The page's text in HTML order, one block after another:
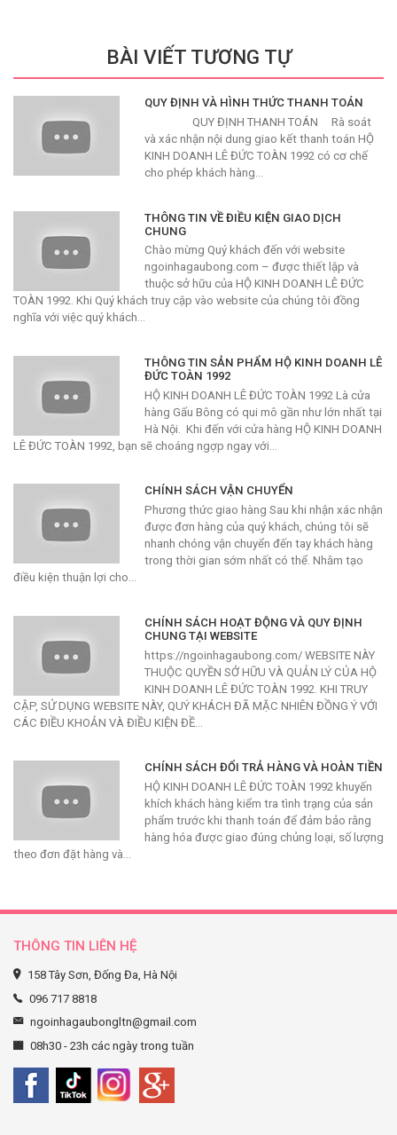
BÀI VIẾT TƯƠNG TỰ
QUY ĐỊNH VÀ HÌNH THỨC THANH TOÁN
QUY ĐỊNH THANH TOÁN Rà soát
và xác nhận nội dung giao kết thanh toán HỘ
KINH DOANH LÊ ĐỨC TOÀN 1992 có cơ chế
cho phép khách hàng…
THÔNG TIN VỀ ĐIỀU KIỆN GIAO DỊCH
CHUNG
Chào mừng Quý khách đến với website
ngoinhagaubong.com – được thiết lập và
thuộc sở hữu của HỘ KINH DOANH LÊ ĐỨC
TOÀN 1992. Khi Quý khách truy cập vào website của chúng tôi đồng
nghĩa với việc quý khách…
THÔNG TIN SẢN PHẨM HỘ KINH DOANH LÊ
ĐỨC TOÀN 1992
HỘ KINH DOANH LÊ ĐỨC TOÀN 1992 Là cửa
hàng Gấu Bông có qui mô gần như lớn nhất tại
Hà Nội. Khi đến với cửa hàng HỘ KINH DOANH
LÊ ĐỨC TOÀN 1992, bạn sẽ choáng ngợp ngay với…
CHÍNH SÁCH VẬN CHUYỂN
Phương thức giao hàng Sau khi nhận xác nhận
được đơn hàng của quý khách, chúng tôi sẽ
nhanh chóng vận chuyển đến tay khách hàng
trong thời gian sớm nhất có thể. Nhằm tạo
điều kiện thuận lợi cho…
CHÍNH SÁCH HOẠT ĐỘNG VÀ QUY ĐỊNH
CHUNG TẠI WEBSITE
https://ngoinhagaubong.com/ WEBSITE NÀY
THUỘC QUYỀN SỞ HỮU VÀ QUẢN LÝ CỦA HỘ
KINH DOANH LÊ ĐỨC TOÀN 1992. KHI TRUY
CẬP, SỬ DỤNG WEBSITE NÀY, QUÝ KHÁCH ĐÃ MẶC NHIÊN ĐỒNG Ý VỚI
CÁC ĐIỀU KHOẢN VÀ ĐIỀU KIỆN ĐỀ…
CHÍNH SÁCH ĐỔI TRẢ HÀNG VÀ HOÀN TIỀN
HỘ KINH DOANH LÊ ĐỨC TOÀN 1992 khuyến
khích khách hàng kiểm tra tình trạng của sản
phẩm trước khi thanh toán để đảm bảo rằng
hàng hóa được giao đúng chủng loại, số lượng
theo đơn đặt hàng và…
THÔNG TIN LIÊN HỆ
158 Tây Sơn, Đống Đa, Hà Nội
096 717 8818
ngoinhagaubongltn@gmail.com
08h30 - 23h các ngày trong tuần